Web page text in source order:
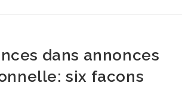
dans annonces
six facons